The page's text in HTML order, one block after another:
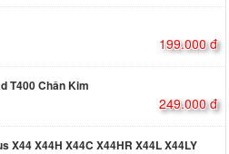
199.000 đ
T400 Chân Kim
249.000 đ
X44 X44H X44C X44HR X44L X44LY